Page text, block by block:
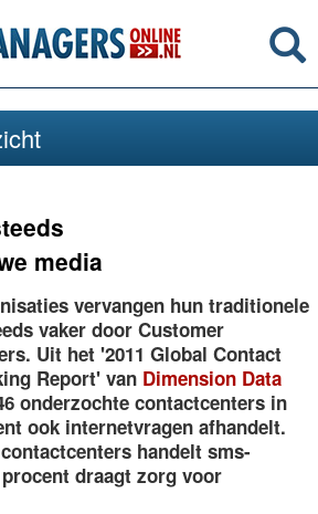
media
vervangen hun traditionele
vaker door Customer
Uit het '2011 Global Contact
Report' van Dimension Data
onderzochte contactcenters in
ook internetvragen afhandelt.
handelt sms-
draagt zorg voor